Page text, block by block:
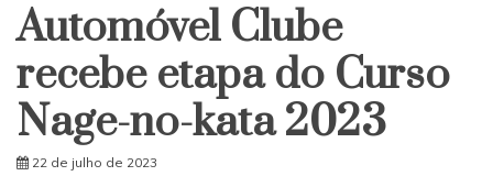
Automóvel Clube
recebe etapa do Curso
Nage-no-kata 2023
22 de julho de 2023